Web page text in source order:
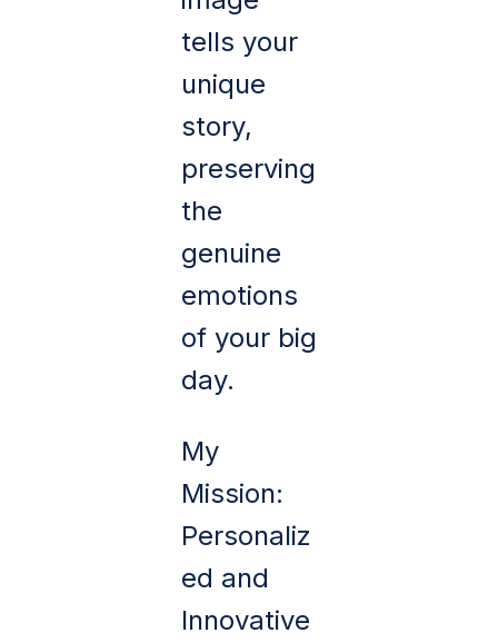
tells your
unique
story,
preserving
the
genuine
emotions
of your big
day.
My
Mission:
Personaliz
ed and
Innovative